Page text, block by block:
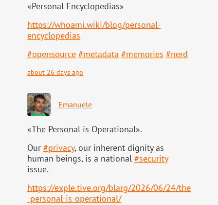
«Personal Encyclopedias»
https://whoami.wiki/blog/personal-
encyclopedias
#opensource #metadata #memories #nerd
about 26 days ago
Emanuele
«The Personal is Operational».
Our #privacy, our inherent dignity as
human beings, is a national #security
issue.
https://exple.tive.org/blarg/2026/06/24/the
-personal-is-operational/